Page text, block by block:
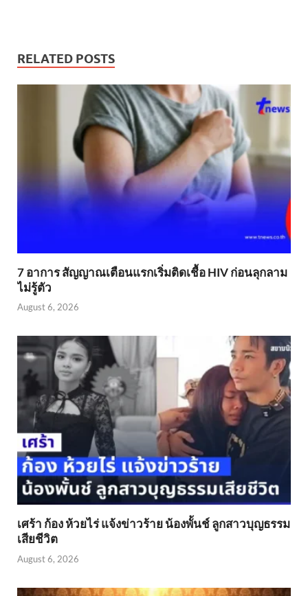
RELATED POSTS
7 อาการ สัญญาณเตือนแรกเริ่มติดเชื้อ HIV ก่อนลุกลาม
ไม่รู้ตัว
August 6, 2026
เศร้า ก้อง ห้วยไร่ แจ้งข่าวร้าย น้องพั้นช์ ลูกสาวบุญธรรม
เสียชีวิต
August 6, 2026